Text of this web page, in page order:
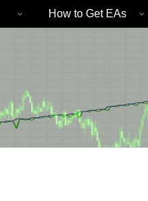
How to Get EAs